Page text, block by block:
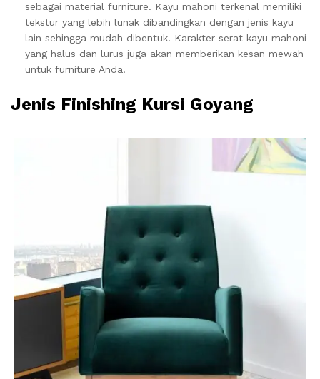
sebagai material furniture. Kayu mahoni terkenal memiliki
tekstur yang lebih lunak dibandingkan dengan jenis kayu
lain sehingga mudah dibentuk. Karakter serat kayu mahoni
yang halus dan lurus juga akan memberikan kesan mewah
untuk furniture Anda.
Jenis Finishing Kursi Goyang